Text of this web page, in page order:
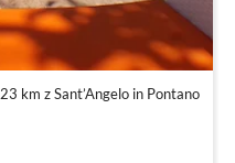
23 km z Sant’Angelo in Pontano